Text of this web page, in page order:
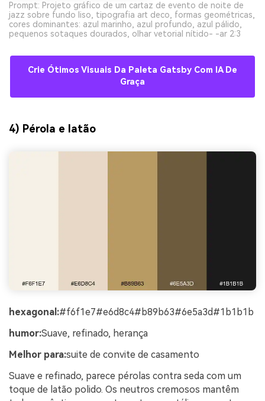
Prompt: Projeto gráfico de um cartaz de evento de noite de
jazz sobre fundo liso, tipografia art deco, formas geométricas,
cores dominantes: azul marinho, azul profundo, azul pálido,
pequenos sotaques dourados, olhar vetorial nítido- -ar 2:3
Crie Ótimos Visuais Da Paleta Gatsby Com IA De
Graça
4) Pérola e latão
hexagonal:#f6f1e7#e6d8c4#b89b63#6e5a3d#1b1b1b
humor:Suave, refinado, herança
Melhor para:suite de convite de casamento
Suave e refinado, parece pérolas contra seda com um
toque de latão polido. Os neutros cremosos mantêm